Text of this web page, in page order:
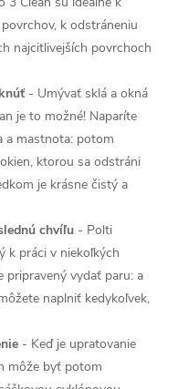
k odstráneniu
najcitlivejších povrchoch
- Umývať sklá a okná
je to možné! Naparíte
a mastnota: potom
ktorou sa odstráni
je krásne čistý a
chvíľu - Polti
k práci v niekoľkých
pripravený vydať paru: a
naplniť kedykoľvek,
- Keď je upratovanie
môže byť potom